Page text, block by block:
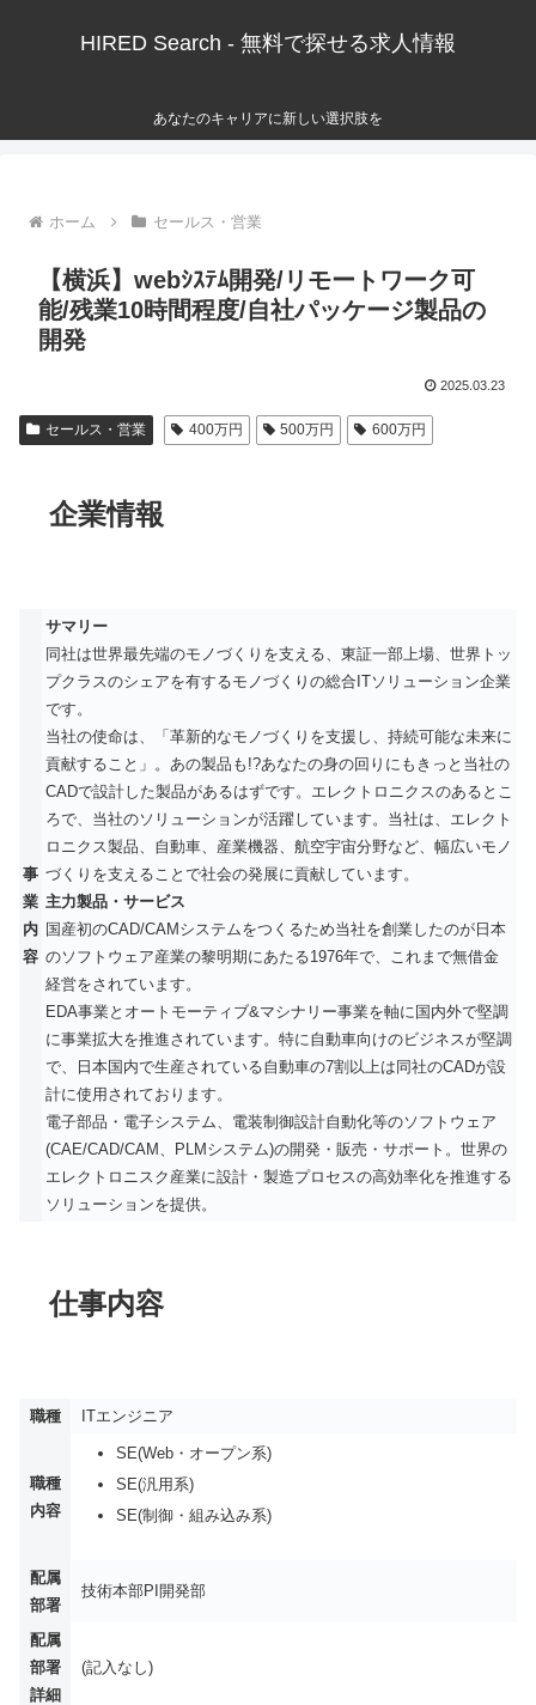
HIRED Search - 無料で探せる求人情報
あなたのキャリアに新しい選択肢を
ホーム セールス・営業
【横浜】webｼｽﾃﾑ開発/リモートワーク可
能/残業10時間程度/自社パッケージ製品の
開発
2025.03.23
セールス・営業 400万円 500万円 600万円
企業情報
事
業
内
容
サマリー
同社は世界最先端のモノづくりを支える、東証一部上場、世界トッ
プクラスのシェアを有するモノづくりの総合ITソリューション企業
です。
当社の使命は、「革新的なモノづくりを支援し、持続可能な未来に
貢献すること」。あの製品も!?あなたの身の回りにもきっと当社の
CADで設計した製品があるはずです。エレクトロニクスのあるとこ
ろで、当社のソリューションが活躍しています。当社は、エレクト
ロニクス製品、自動車、産業機器、航空宇宙分野など、幅広いモノ
づくりを支えることで社会の発展に貢献しています。
主力製品・サービス
国産初のCAD/CAMシステムをつくるため当社を創業したのが日本
のソフトウェア産業の黎明期にあたる1976年で、これまで無借金
経営をされています。
EDA事業とオートモーティブ&マシナリー事業を軸に国内外で堅調
に事業拡大を推進されています。特に自動車向けのビジネスが堅調
で、日本国内で生産されている自動車の7割以上は同社のCADが設
計に使用されております。
電子部品・電子システム、電装制御設計自動化等のソフトウェア
(CAE/CAD/CAM、PLMシステム)の開発・販売・サポート。世界の
エレクトロニスク産業に設計・製造プロセスの高効率化を推進する
ソリューションを提供。
仕事内容
職種 ITエンジニア
職種
内容
SE(Web・オープン系)
SE(汎用系)
SE(制御・組み込み系)
配属
部署
技術本部PI開発部
配属
部署
詳細
(記入なし)